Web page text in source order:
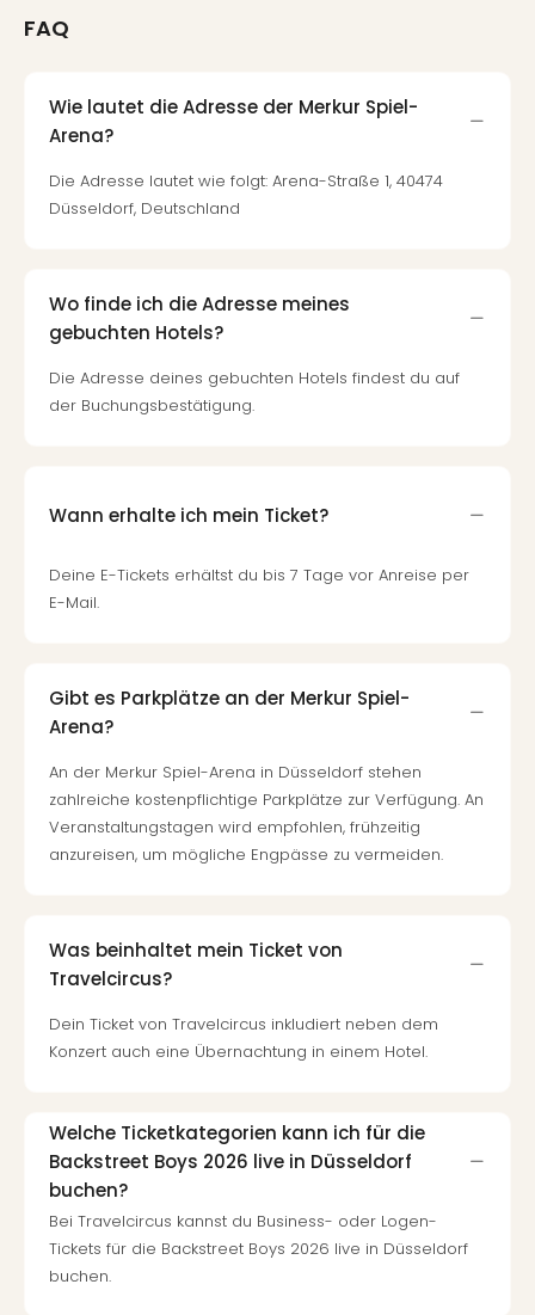
FAQ
Wie lautet die Adresse der Merkur Spiel-
Arena?
Die Adresse lautet wie folgt: Arena-Straße 1, 40474
Düsseldorf, Deutschland
Wo finde ich die Adresse meines
gebuchten Hotels?
Die Adresse deines gebuchten Hotels findest du auf
der Buchungsbestätigung.
Wann erhalte ich mein Ticket?
Deine E-Tickets erhältst du bis 7 Tage vor Anreise per
E-Mail.
Gibt es Parkplätze an der Merkur Spiel-
Arena?
An der Merkur Spiel-Arena in Düsseldorf stehen
zahlreiche kostenpflichtige Parkplätze zur Verfügung. An
Veranstaltungstagen wird empfohlen, frühzeitig
anzureisen, um mögliche Engpässe zu vermeiden.
Was beinhaltet mein Ticket von
Travelcircus?
Dein Ticket von Travelcircus inkludiert neben dem
Konzert auch eine Übernachtung in einem Hotel.
Welche Ticketkategorien kann ich für die
Backstreet Boys 2026 live in Düsseldorf
buchen?
Bei Travelcircus kannst du Business- oder Logen-
Tickets für die Backstreet Boys 2026 live in Düsseldorf
buchen.